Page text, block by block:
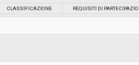
CLASSIFICAZIONE REQUISITI DI